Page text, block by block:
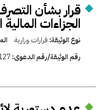
قرار بشأن
الجزاءات
نوع الوثيقة: قرارات وزارية
رقم الوثيقة/رقم الدعوى: